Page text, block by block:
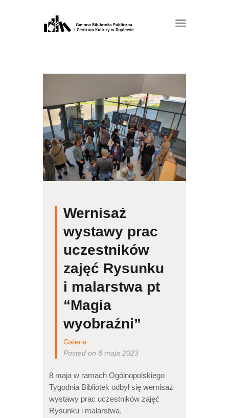
Wernisaż
wystawy prac
uczestników
zajęć Rysunku
i malarstwa pt
“Magia
wyobraźni”
Galeria
Posted on 8 maja 2023
8 maja w ramach Ogólnopolskiego
Tygodnia Bibliotek odbył się wernisaż
wystawy prac uczestników zajęć
Rysunku i malarstwa.